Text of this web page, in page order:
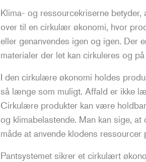
Klima- og ressourcekriserne
over til en cirkulær økonomi, hvor
eller genanvendes igen og igen. Der
materialer der let kan cirkuleres og
I den cirkulære økonomi holdes
så længe som muligt. Affald er ikke
Cirkulære produkter kan være
og klimabelastende. Man kan sige,
måde at anvende klodens ressourcer
Pantsystemet sikrer et cirkulært